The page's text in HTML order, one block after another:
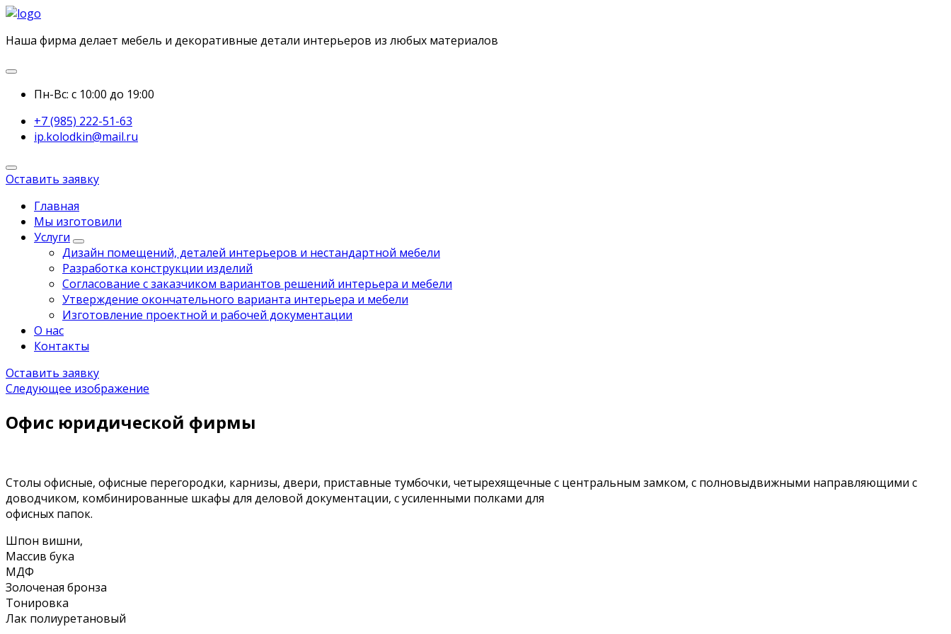
Наша фирма делает мебель и декоративные детали интерьеров из любых материалов
Пн-Вс: с 10:00 до 19:00
+7 (985) 222-51-63
ip.kolodkin@mail.ru
Оставить заявку
Главная
Мы изготовили
Услуги
Дизайн помещений, деталей интерьеров и нестандартной мебели
Разработка конструкции изделий
Согласование с заказчиком вариантов решений интерьера и мебели
Утверждение окончательного варианта интерьера и мебели
Изготовление проектной и рабочей документации
О нас
Контакты
Оставить заявку
Следующее изображение
Офис юридической фирмы
Столы офисные, офисные перегородки, карнизы, двери, приставные тумбочки, четырехящечные с центральным замком, с полновыдвижными направляющими с
доводчиком, комбинированные шкафы для деловой документации, с усиленными полками для
офисных папок.
Шпон вишни,
Массив бука
МДФ
Золоченая бронза
Тонировка
Лак полиуретановый